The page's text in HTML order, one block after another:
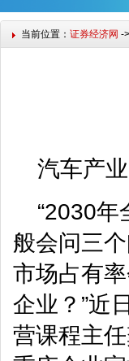
当前位置： 证券经济网 ->
汽车产
“2030
般会问三
市场占有
企业？”近
营课程主